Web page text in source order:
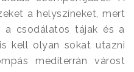
a helyszíneket, mert
a csodálatos tájak és a
kell olyan sokat utazni
mediterrán várost